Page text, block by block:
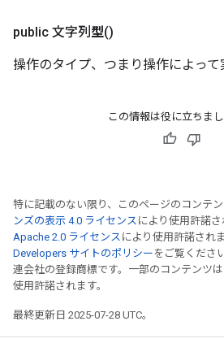
public 文字列型()
操作のタイプ、つまり操作によっ
この情報は役に立ちま
特に記載のない限り、このページのコンテ
ンズの表示 4.0 ライセンス により使用許諾
Apache 2.0 ライセンス により使用許諾され
Developers サイトのポリシー をご覧くださ
連会社の登録商標です。一部のコンテンツは
使用許諾されます。
最終更新日 2025-07-28 UTC。